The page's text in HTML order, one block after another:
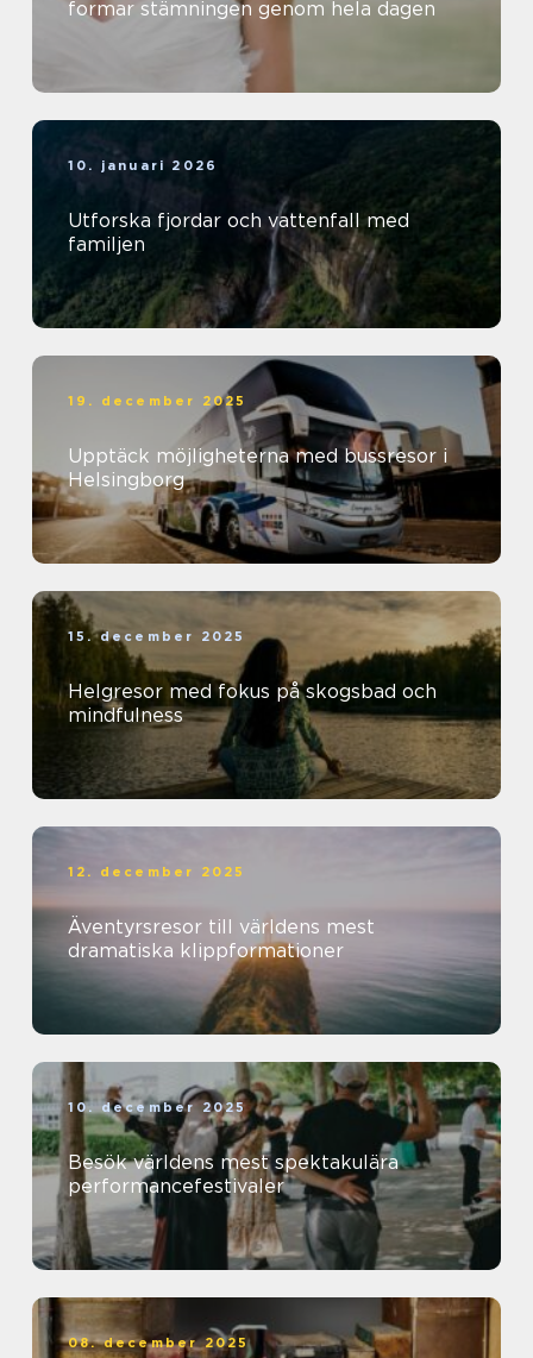
formar stämningen genom hela dagen
10. januari 2026
Utforska fjordar och vattenfall med
familjen
19. december 2025
Upptäck möjligheterna med bussresor i
Helsingborg
15. december 2025
Helgresor med fokus på skogsbad och
mindfulness
12. december 2025
Äventyrsresor till världens mest
dramatiska klippformationer
10. december 2025
Besök världens mest spektakulära
performancefestivaler
08. december 2025